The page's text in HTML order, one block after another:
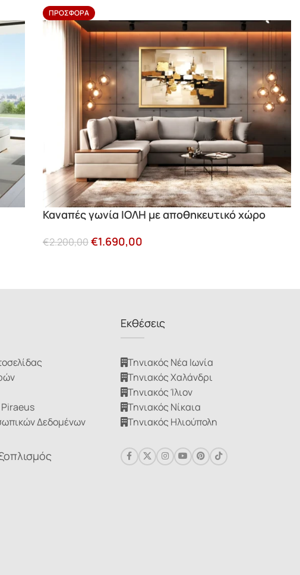
ΠΡΟΣΦΟΡΆ
Καναπές γωνία ΙΟΛΗ με αποθηκευτικό χώρο
€2.200,00€1.690,00
Δεδομένων
Εκθέσεις
Τηνιακός Νέα Ιωνία
Τηνιακός Χαλάνδρι
Τηνιακός Ίλιον
Τηνιακός Νίκαια
Τηνιακός Ηλιούπολη